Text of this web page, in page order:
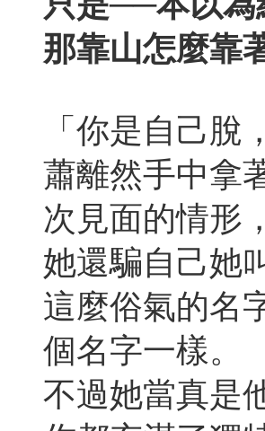
那靠山怎麼靠
「你是自己脫
蕭離然手中拿
次見面的情形，
她還騙自己她
這麼俗氣的名
個名字一樣。
不過她當真是